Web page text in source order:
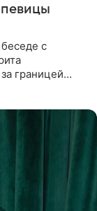
с
границей